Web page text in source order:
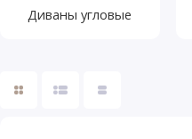
Диваны угловые